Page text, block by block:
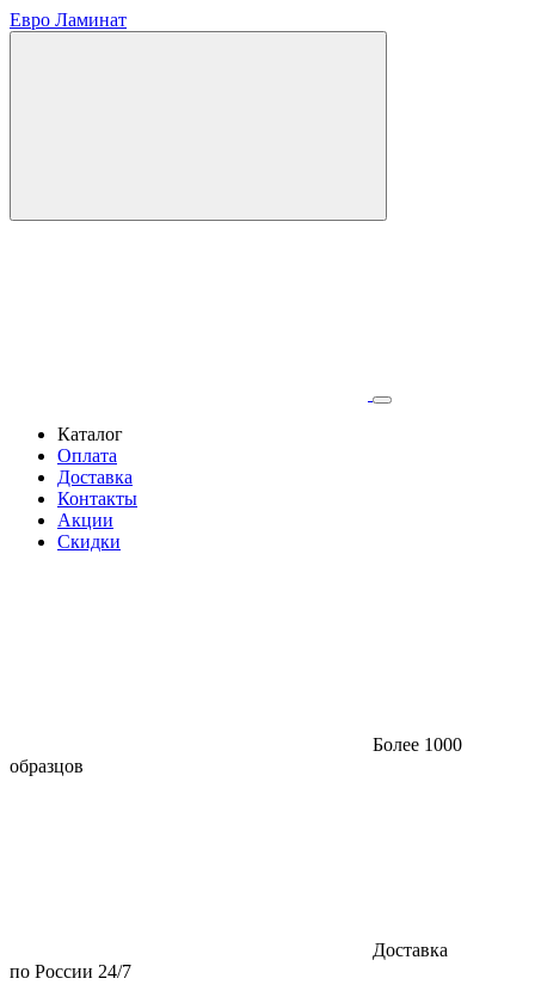
Евро Ламинат
Каталог
Оплата
Доставка
Контакты
Акции
Скидки
Более 1000
образцов
Доставка
по России 24/7